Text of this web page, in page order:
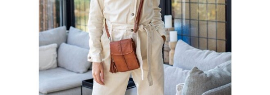
LeatherLeaf
Lederen schrijfmap A4 |
ritssluiting en tablet vak
€89,95 €109,95
Maverick
Leren Billfold
portemonnee The
Original RFID
€44,95
€49,95